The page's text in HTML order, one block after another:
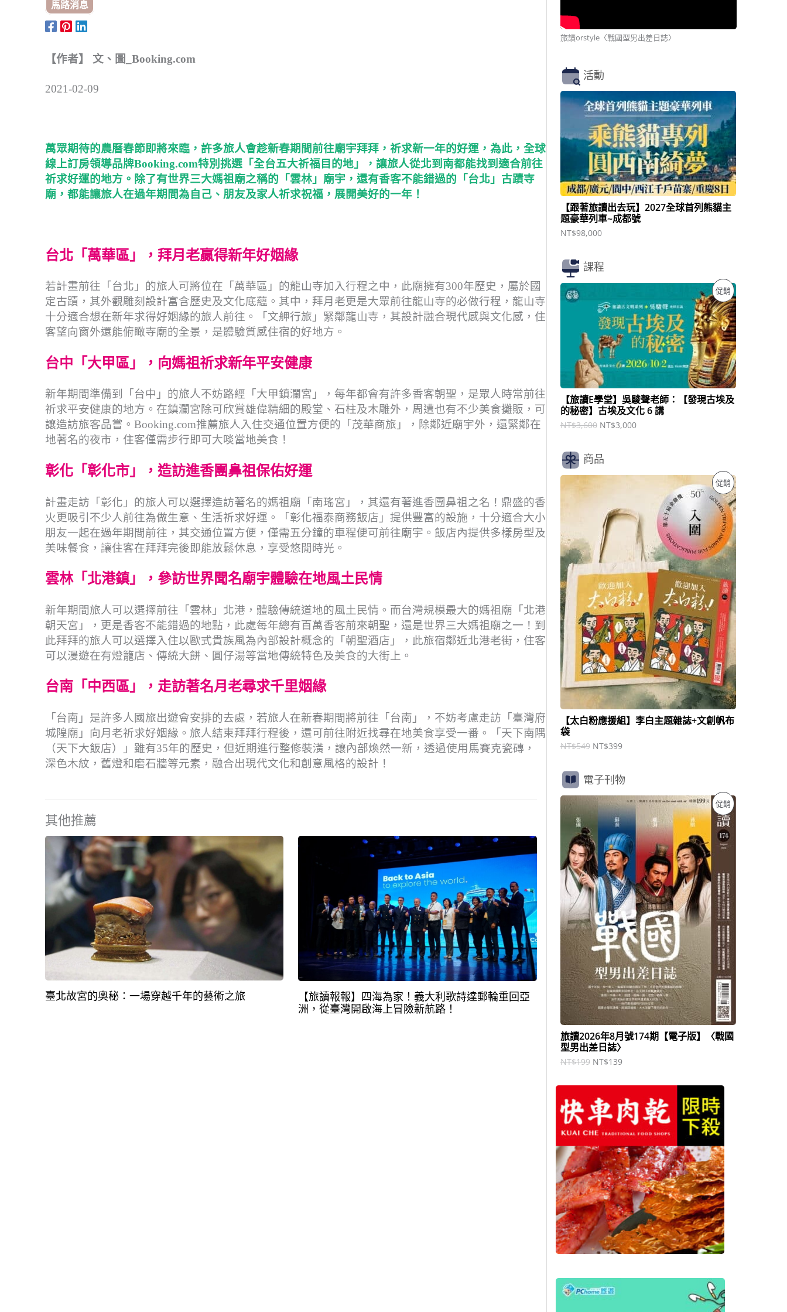
馬路消息
【作者】 文、圖_Booking.com
2021-02-09
萬眾期待的農曆春節即將來臨，許多旅人會趁新春期間前往廟宇拜拜，祈求新一年的好運，為此，全球
線上訂房領導品牌Booking.com特別挑選「全台五大祈福目的地」，讓旅人從北到南都能找到適合前往
祈求好運的地方。除了有世界三大媽祖廟之稱的「雲林」廟宇，還有香客不能錯過的「台北」古蹟寺
廟，都能讓旅人在過年期間為自己、朋友及家人祈求祝福，展開美好的一年！
台北「萬華區」，拜月老贏得新年好姻緣
若計畫前往「台北」的旅人可將位在「萬華區」的龍山寺加入行程之中，此廟擁有300年歷史，屬於國
定古蹟，其外觀雕刻設計富含歷史及文化底蘊。其中，拜月老更是大眾前往龍山寺的必做行程，龍山寺
十分適合想在新年求得好姻緣的旅人前往。「文舺行旅」緊鄰龍山寺，其設計融合現代感與文化感，住
客望向窗外還能俯瞰寺廟的全景，是體驗質感住宿的好地方。
台中「大甲區」，向媽祖祈求新年平安健康
新年期間準備到「台中」的旅人不妨路經「大甲鎮瀾宮」，每年都會有許多香客朝聖，是眾人時常前往
祈求平安健康的地方。在鎮瀾宮除可欣賞雄偉精細的殿堂、石柱及木雕外，周遭也有不少美食攤販，可
讓造訪旅客品嘗。Booking.com推薦旅人入住交通位置方便的「茂華商旅」，除鄰近廟宇外，還緊鄰在
地著名的夜市，住客僅需步行即可大啖當地美食！
彰化「彰化市」，造訪進香團鼻祖保佑好運
計畫走訪「彰化」的旅人可以選擇造訪著名的媽祖廟「南瑤宮」，其還有著進香團鼻祖之名！鼎盛的香
火更吸引不少人前往為做生意、生活祈求好運。「彰化福泰商務飯店」提供豐富的設施，十分適合大小
朋友一起在過年期間前往，其交通位置方便，僅需五分鐘的車程便可前往廟宇。飯店內提供多樣房型及
美味餐食，讓住客在拜拜完後即能放鬆休息，享受悠閒時光。
雲林「北港鎮」，參訪世界聞名廟宇體驗在地風土民情
新年期間旅人可以選擇前往「雲林」北港，體驗傳統道地的風土民情。而台灣規模最大的媽祖廟「北港
朝天宮」，更是香客不能錯過的地點，此處每年總有百萬香客前來朝聖，還是世界三大媽祖廟之一！到
此拜拜的旅人可以選擇入住以歐式貴族風為內部設計概念的「朝聖酒店」，此旅宿鄰近北港老街，住客
可以漫遊在有燈籠店、傳統大餅、圓仔湯等當地傳統特色及美食的大街上。
台南「中西區」，走訪著名月老尋求千里姻緣
「台南」是許多人國旅出遊會安排的去處，若旅人在新春期間將前往「台南」，不妨考慮走訪「臺灣府
城隍廟」向月老祈求好姻緣。旅人結束拜拜行程後，還可前往附近找尋在地美食享受一番。「天下南隅
（天下大飯店）」雖有35年的歷史，但近期進行整修裝潢，讓內部煥然一新，透過使用馬賽克瓷磚，
深色木紋，舊燈和磨石牆等元素，融合出現代文化和創意風格的設計！
其他推薦
臺北故宮的奧秘：一場穿越千年的藝術之旅
【旅讀報報】四海為家！義大利歌詩達郵輪重回亞
洲，從臺灣開啟海上冒險新航路！
旅讀orstyle〈戰國型男出差日誌〉
活動
【跟著旅讀出去玩】2027全球首列熊貓主
題豪華列車~成都號
NT$98,000
課程
促銷 特
價
商
品
【旅讀E學堂】吳駿聲老師：【發現古埃及
的秘密】古埃及文化 6 講
NT$3,600
價
格
：
N
T
$
3
,
6
0
0
。
NT$3,000
價
格
：
N
T
$
3
0
0
0
。
商品
促銷 特
價
商
品
【太白粉應援組】李白主題雜誌+文創帆布
袋
NT$549
原
$
5
4
。
NT$399
目
格
：
9
9
。
電子刊物
促銷 特
商
旅讀2026年8月號174期【電子版】〈戰國
型男出差日誌〉
NT$199
原
始
價
格
：
N
T
$
1
9
9
。
NT$139
目
前
價
格
：
N
T
$
1
3
9
。